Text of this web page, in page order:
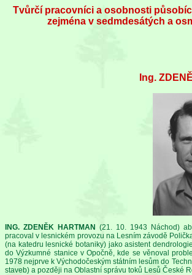
Tvůrčí pracovníci a osobnosti
zejména v sedmdesátých a
Ing.
ING. ZDENĚK HARTMAN (21. 10. 1943 Náchod)
pracoval v lesnickém provozu na Lesním závodě
(na katedru lesnické botaniky) jako asistent
do Výzkumné stanice v Opočně, kde se věnoval
1978 nejprve k Východočeským státním lesům do
staveb) a později na Oblastní správu toků Lesů České